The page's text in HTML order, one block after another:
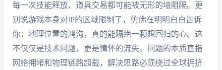
每一次技能释放、道具交易都可能被无形的墙阻隔。更
别说游戏本身对IP的区域限制了，仿佛在明明白白告诉
你：地理位置的鸿沟，真的能隔绝一颗想回归的心。这
不仅仅是技术问题，更是情怀的流失。问题的本质直指
网络拥堵和物理链路超载，解决思路必须绕过全球拥挤